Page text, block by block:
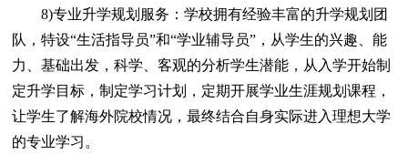
8)专业升学规划服务：学校拥有经验丰富的升学规划团
队，特设“生活指导员”和“学业辅导员”，从学生的兴趣、能
力、基础出发，科学、客观的分析学生潜能，从入学开始制
定升学目标，制定学习计划，定期开展学业生涯规划课程，
让学生了解海外院校情况，最终结合自身实际进入理想大学
的专业学习。